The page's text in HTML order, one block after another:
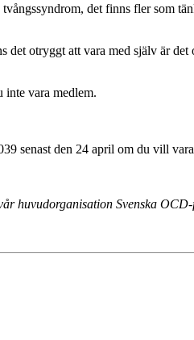
det finns fler som
otryggt att vara med själv är
inte vara medlem.
senast den 24 april om du vill
huvudorganisation Svenska